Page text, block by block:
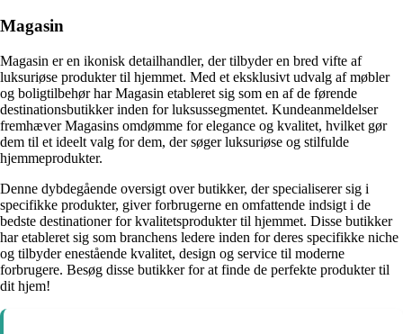
Magasin
Magasin er en ikonisk detailhandler, der tilbyder en bred vifte af
luksuriøse produkter til hjemmet. Med et eksklusivt udvalg af møbler
og boligtilbehør har Magasin etableret sig som en af de førende
destinationsbutikker inden for luksussegmentet. Kundeanmeldelser
fremhæver Magasins omdømme for elegance og kvalitet, hvilket gør
dem til et ideelt valg for dem, der søger luksuriøse og stilfulde
hjemmeprodukter.
Denne dybdegående oversigt over butikker, der specialiserer sig i
specifikke produkter, giver forbrugerne en omfattende indsigt i de
bedste destinationer for kvalitetsprodukter til hjemmet. Disse butikker
har etableret sig som branchens ledere inden for deres specifikke niche
og tilbyder enestående kvalitet, design og service til moderne
forbrugere. Besøg disse butikker for at finde de perfekte produkter til
dit hjem!